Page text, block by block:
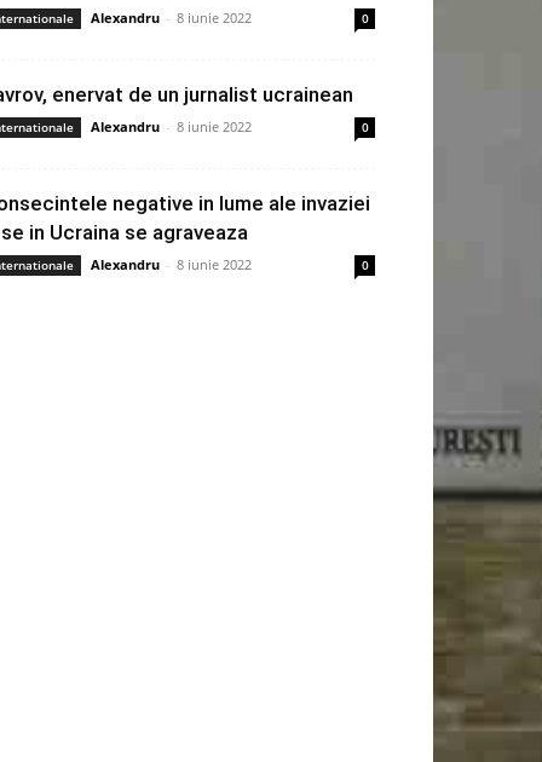
Alexandru - 8 iunie 2022 0
enervat de un jurnalist ucrainean
Alexandru - 8 iunie 2022 0
negative in lume ale invaziei
in Ucraina se agraveaza
Alexandru - 8 iunie 2022 0